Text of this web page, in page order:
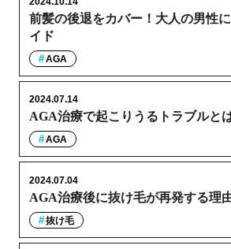
前髪の後退をカバー！大人の男性
イド
AGA
AGA治療で起こりうるトラブルと
2024.07.14
AGA
AGA治療後に抜け毛が再発する理
2024.07.04
抜け毛